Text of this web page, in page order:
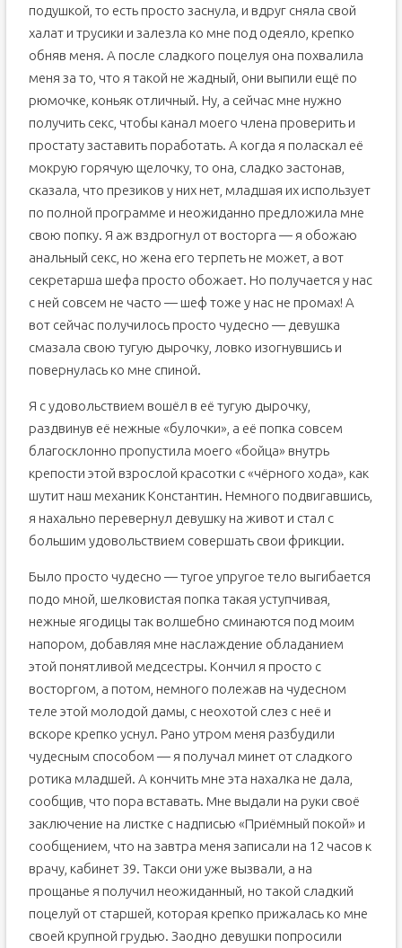
подушкой, то есть просто заснула, и вдруг сняла свой
халат и трусики и залезла ко мне под одеяло, крепко
обняв меня. А после сладкого поцелуя она похвалила
меня за то, что я такой не жадный, они выпили ещё по
рюмочке, коньяк отличный. Ну, а сейчас мне нужно
получить секс, чтобы канал моего члена проверить и
простату заставить поработать. А когда я поласкал её
мокрую горячую щелочку, то она, сладко застонав,
сказала, что презиков у них нет, младшая их использует
по полной программе и неожиданно предложила мне
свою попку. Я аж вздрогнул от восторга — я обожаю
анальный секс, но жена его терпеть не может, а вот
секретарша шефа просто обожает. Но получается у нас
с ней совсем не часто — шеф тоже у нас не промах! А
вот сейчас получилось просто чудесно — девушка
смазала свою тугую дырочку, ловко изогнувшись и
повернулась ко мне спиной.
Я с удовольствием вошёл в её тугую дырочку,
раздвинув её нежные «булочки», а её попка совсем
благосклонно пропустила моего «бойца» внутрь
крепости этой взрослой красотки с «чёрного хода», как
шутит наш механик Константин. Немного подвигавшись,
я нахально перевернул девушку на живот и стал с
большим удовольствием совершать свои фрикции.
Было просто чудесно — тугое упругое тело выгибается
подо мной, шелковистая попка такая уступчивая,
нежные ягодицы так волшебно сминаются под моим
напором, добавляя мне наслаждение обладанием
этой понятливой медсестры. Кончил я просто с
восторгом, а потом, немного полежав на чудесном
теле этой молодой дамы, с неохотой слез с неё и
вскоре крепко уснул. Рано утром меня разбудили
чудесным способом — я получал минет от сладкого
ротика младшей. А кончить мне эта нахалка не дала,
сообщив, что пора вставать. Мне выдали на руки своё
заключение на листке с надписью «Приёмный покой» и
сообщением, что на завтра меня записали на 12 часов к
врачу, кабинет 39. Такси они уже вызвали, а на
прощанье я получил неожиданный, но такой сладкий
поцелуй от старшей, которая крепко прижалась ко мне
своей крупной грудью. Заодно девушки попросили